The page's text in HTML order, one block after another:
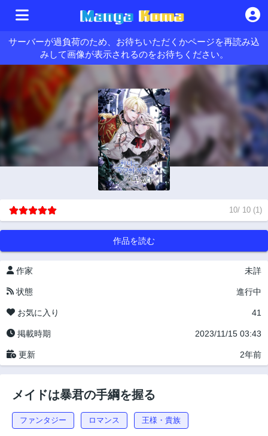
サーバーが過負荷のため、お待ちいただくかページを再読み込
みして画像が表示されるのをお待ちください。
10/ 10 (1)
作品を読む
作家 未詳
状態 進行中
お気に入り 41
掲載時期 2023/11/15 03:43
更新 2年前
メイドは暴君の手綱を握る
ファンタジー ロマンス 王様・貴族